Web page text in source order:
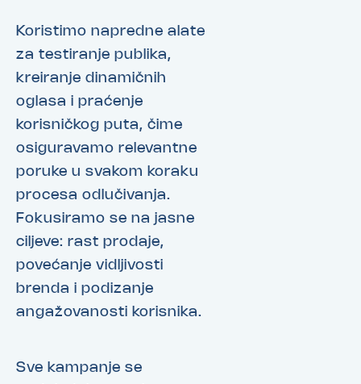
Koristimo napredne alate
za testiranje publika,
kreiranje dinamičnih
oglasa i praćenje
korisničkog puta, čime
osiguravamo relevantne
poruke u svakom koraku
procesa odlučivanja.
Fokusiramo se na jasne
ciljeve: rast prodaje,
povećanje vidljivosti
brenda i podizanje
angažovanosti korisnika.
Sve kampanje se